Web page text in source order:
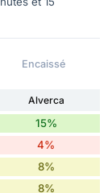
Encaissé
Alverca
15%
4%
8%
8%